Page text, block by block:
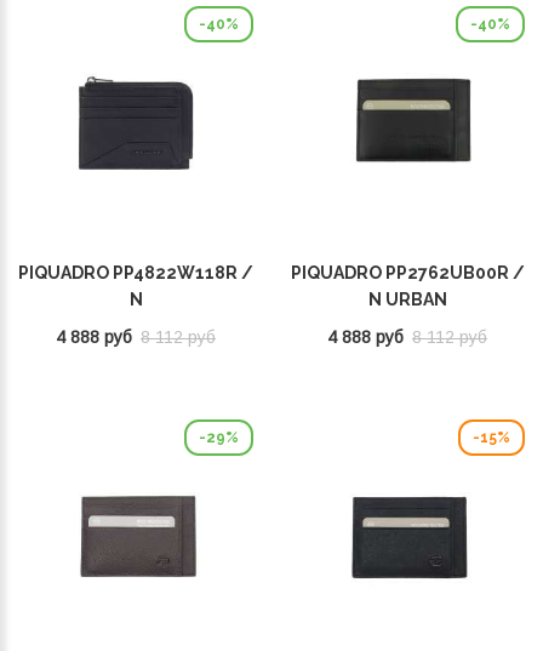
-40%
PIQUADRO PP4822W118R /
N
4 888 руб 8 112 руб
-40%
PIQUADRO PP2762UB00R /
N URBAN
4 888 руб 8 112 руб
-29% -15%